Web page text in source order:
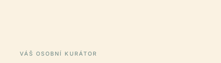
VÁŠ OSOBNÍ KURÁTOR